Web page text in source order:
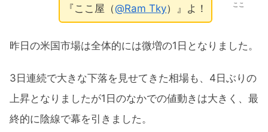
ここ
『ここ屋（@Ram Tky）』よ！
昨日の米国市場は全体的には微増の1日となりました。
3日連続で大きな下落を見せてきた相場も、4日ぶりの
上昇となりましたが1日のなかでの値動きは大きく、最
終的に陰線で幕を引きました。